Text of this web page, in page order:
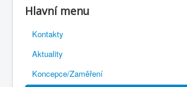
Rejstřík sportu
Novelizace Stanov SH ČMS
Plán činnosti 2026
Kalendář akcí
Hlavní menu
Kontakty
Aktuality
Koncepce/Zaměření